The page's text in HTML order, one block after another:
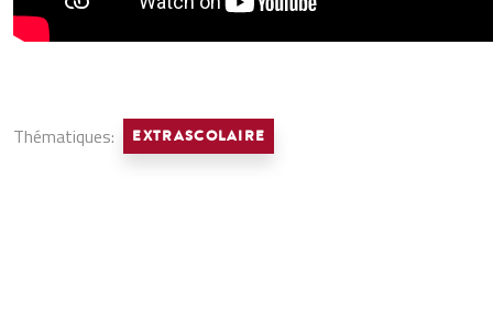
Thématiques: EXTRASCOLAIRE